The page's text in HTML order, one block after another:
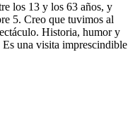
los 13 y los 63 años, y
5. Creo que tuvimos al
Historia, humor y
una visita imprescindible